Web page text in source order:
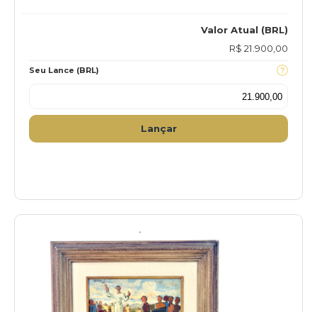
Valor Atual (BRL)
R$ 21.900,00
Seu Lance (BRL)
Lançar